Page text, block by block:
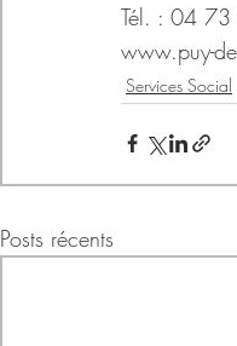
Tél. : 04
www.puy-
Services Social
Posts récents